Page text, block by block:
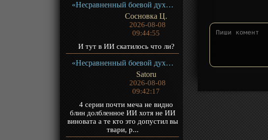
«Несравненный боевой дух 2» ТВ-2
Сосновка Ц.
2026-08-08
09:44:55
И тут в ИИ скатилось что ли?
«Несравненный боевой дух 2» ТВ-2
Satoru
2026-08-08
09:42:17
4 серии почти меча не видно
блин долбленное ИИ хотя не ИИ
виновата а те кто это допустил вы
твари, р...